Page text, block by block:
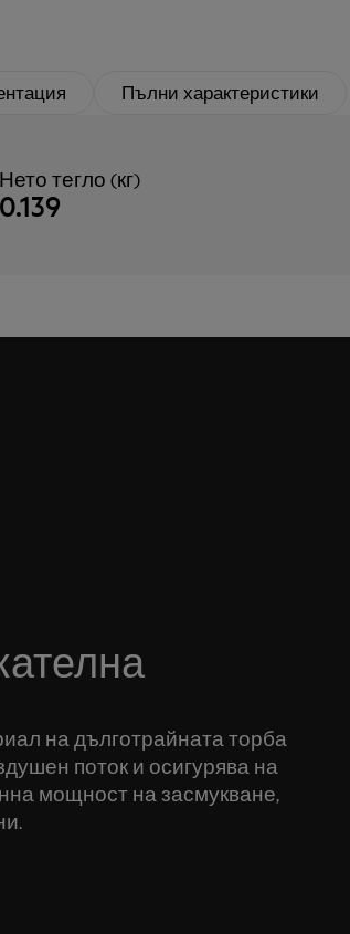
Пълни характеристики
Нето тегло (кг)
0.139
на дълготрайната торба
поток и осигурява на
мощност на засмукване,